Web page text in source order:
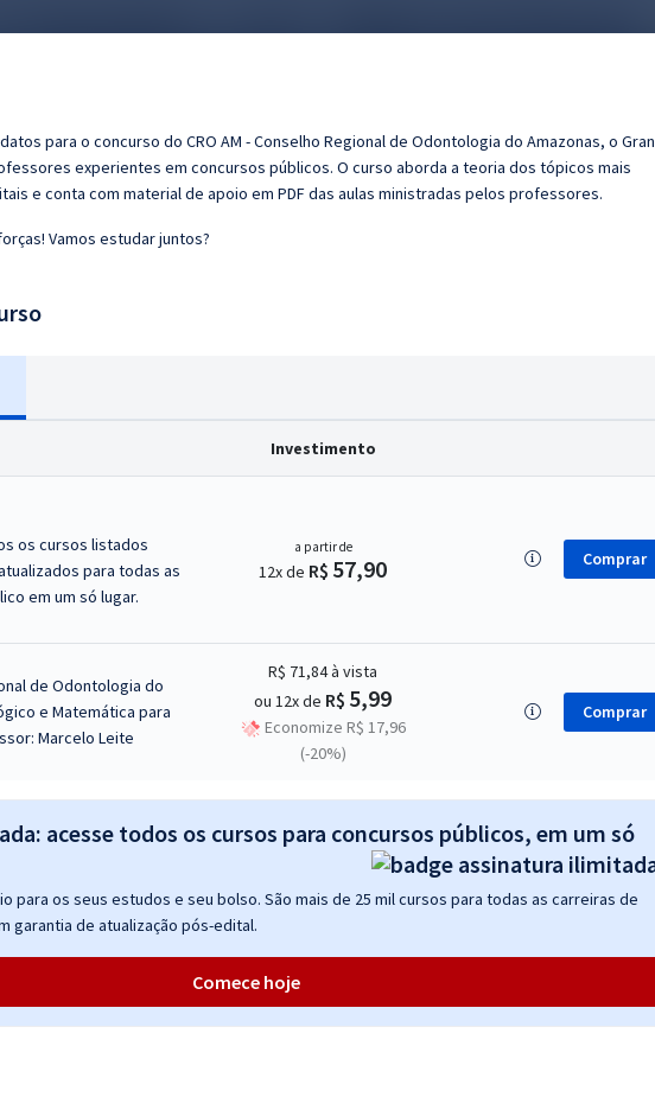
para o concurso do CRO AM - Conselho Regional de Odontologia do Amazonas, o Gran
experientes em concursos públicos. O curso aborda a teoria dos tópicos mais
e conta com material de apoio em PDF das aulas ministradas pelos professores.
Vamos estudar juntos?
Investimento
os cursos listados
para todas as
em um só lugar.
a partir de
12x de R$ 57,90 Comprar
de Odontologia do
e Matemática para
Marcelo Leite
R$ 71,84à vista
ou 12x de R$ 5,99
Economize R$ 17,96
(-20%)
Comprar
acesse todos os cursos para concursos públicos, em um só
para os seus estudos e seu bolso. São mais de 25 mil cursos para todas as carreiras de
garantia de atualização pós-edital.
Comece hoje